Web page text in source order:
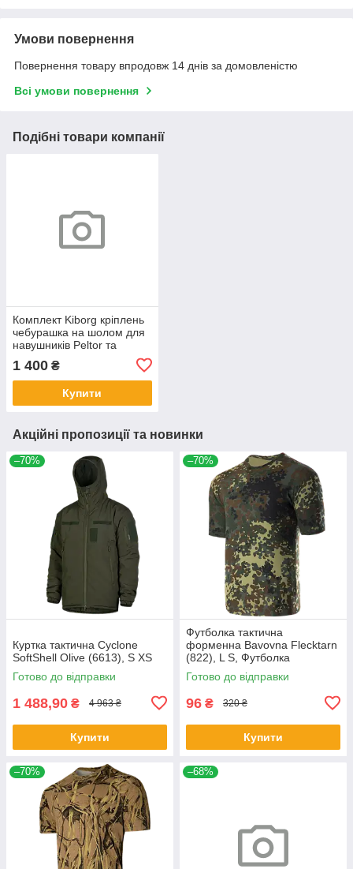
Умови повернення
Повернення товару впродовж 14 днів за домовленістю
Всі умови повернення
Подібні товари компанії
Комплект Kiborg кріплень
чебурашка на шолом для
навушників Peltor та
1 400 ₴
Купити
Акційні пропозиції та новинки
–70%
Куртка тактична Cyclone
SoftShell Olive (6613), S XS
Готово до відправки
1 488,90 ₴ 4 963 ₴
Купити
–70%
Футболка тактична
форменна Bavovna Flecktarn
(822), L S, Футболка
Готово до відправки
96 ₴ 320 ₴
Купити
–70% –68%